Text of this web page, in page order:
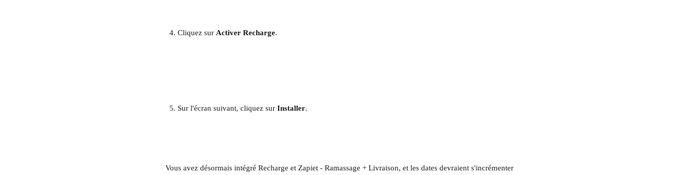
Cliquez sur Activer Recharge.​
Sur l'écran suivant, cliquez sur Installer.
Vous avez désormais intégré Recharge et Zapiet - Ramassage + Livraison, et les dates devraient s'incrémenter